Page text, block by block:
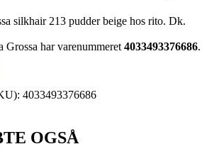
silkhair 213 pudder beige hos rito. Dk.
har varenummeret 4033493376686.
4033493376686
OGSÅ